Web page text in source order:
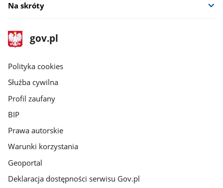
Na skróty
stopka
gov.pl
Strona
gov.pl
gov.pl
Polityka cookies
Służba cywilna
Profil zaufany
BIP
Prawa autorskie
Warunki korzystania
Geoportal
Deklaracja dostępności serwisu Gov.pl